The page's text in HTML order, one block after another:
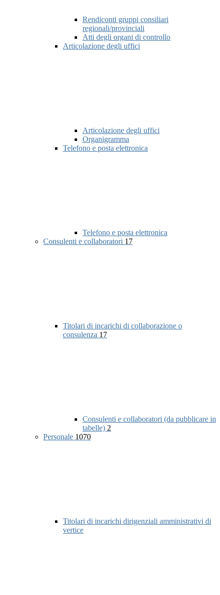
Rendiconti gruppi consiliari
regionali/provinciali
Atti degli organi di controllo
Articolazione degli uffici
Articolazione degli uffici
Organigramma
Telefono e posta elettronica
Telefono e posta elettronica
Consulenti e collaboratori 17
Titolari di incarichi di collaborazione o
consulenza 17
Consulenti e collaboratori (da pubblicare in
tabelle) 2
Personale 1070
Titolari di incarichi dirigenziali amministrativi di
vertice